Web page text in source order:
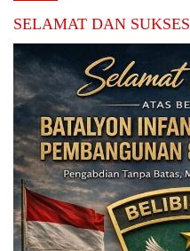
SELAMAT DAN SUKSES